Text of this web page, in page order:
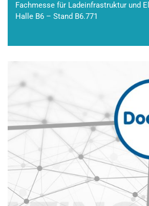
Fachmesse für Ladeinfrastruktur und
Halle B6 – Stand B6.771